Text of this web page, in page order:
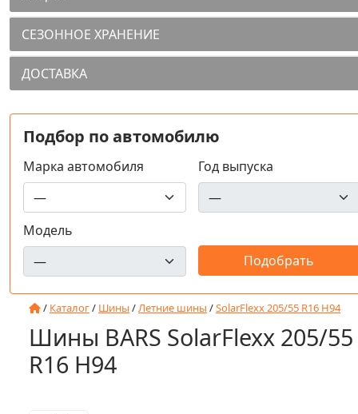
СЕЗОННОЕ ХРАНЕНИЕ
ДОСТАВКА
Подбор по автомобилю
Марка автомобиля Год выпуска
Модель
/ Каталог/ Шины /Летние шины /SolarFlexx 205/55 R16 H94
Шины BARS SolarFlexx 205/55
R16 H94